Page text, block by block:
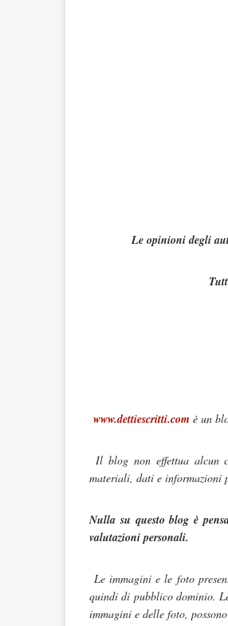
Le opinioni degli
www.dettiescritti.com è un
Il blog non effettua alcun
materiali, dati e informazioni
Nulla su questo blog è
valutazioni personali.
Le immagini e le foto
quindi di pubblico dominio.
immagini e delle foto,